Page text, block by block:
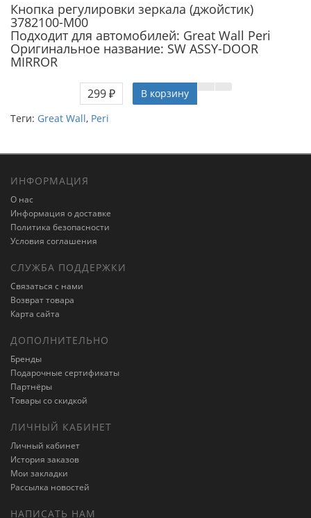
Кнопка регулировки зеркала (джойстик)
3782100-M00
Подходит для автомобилей: Great Wall Peri
Оригинальное название: SW ASSY-DOOR
MIRROR
299 ₽
В корзину
Теги: Great Wall, Peri
ИНФОРМАЦИЯ
О нас
Информация о доставке
Политика безопасности
Условия соглашения
СЛУЖБА ПОДДЕРЖКИ
Связаться с нами
Возврат товара
Карта сайта
ДОПОЛНИТЕЛЬНО
Бренды
Подарочные сертификаты
Партнёры
Товары со скидкой
ЛИЧНЫЙ КАБИНЕТ
Личный кабинет
История заказов
Мои закладки
Рассылка новостей
НАПИСАТЬ НАМ